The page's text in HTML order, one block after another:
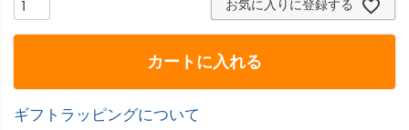
お気に入りに登録する
カートに入れる
ギフトラッピングについて